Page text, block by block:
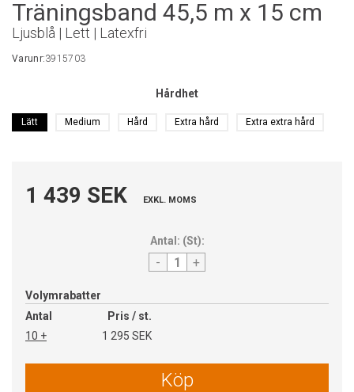
Träningsband 45,5 m x 15 cm
Ljusblå | Lett | Latexfri
Varunr:3915703
Hårdhet
Lätt Medium Hård Extra hård Extra extra hård
1 439 SEK EXKL. MOMS
Antal: (St):
- +
Volymrabatter
Antal
Pris / st.
10 +
1 295 SEK
Köp